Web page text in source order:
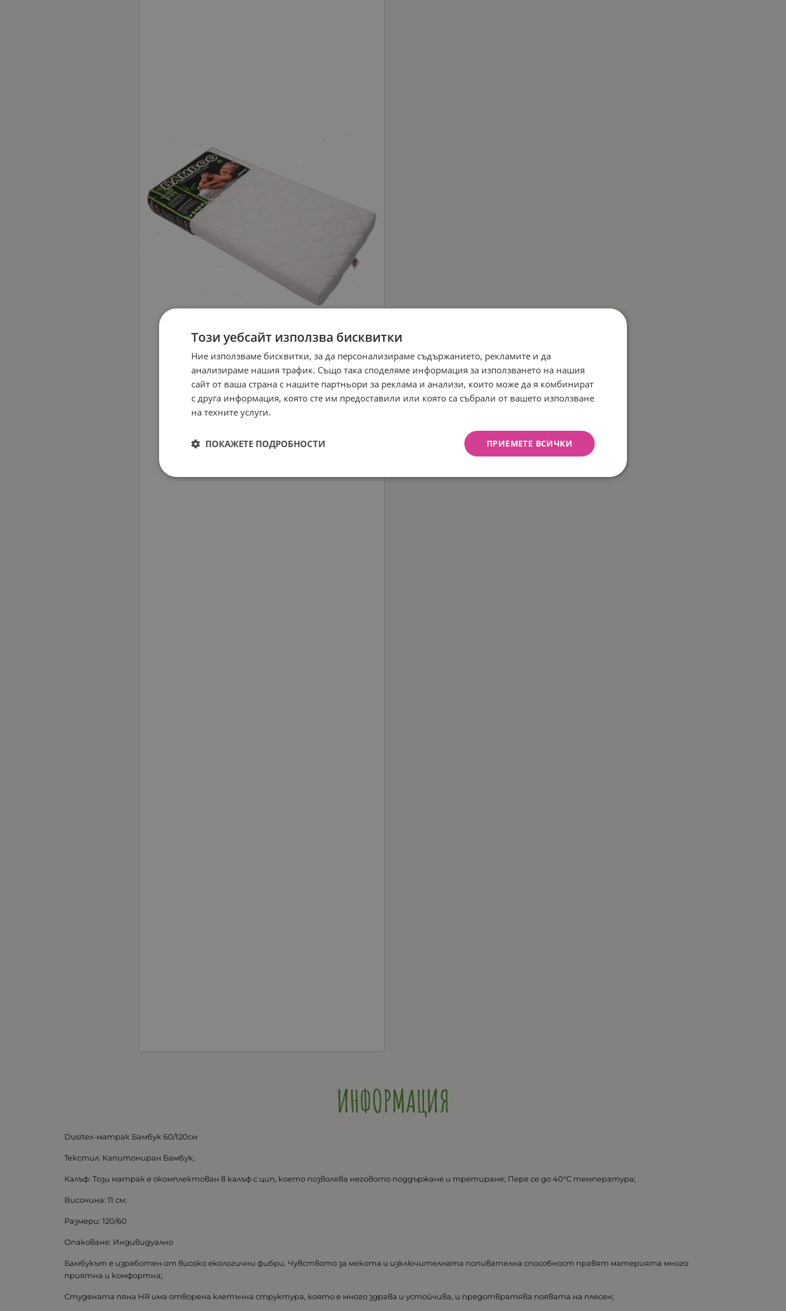
ИНФОРМАЦИЯ
Dusitex-матрак Бамбук 60/120см
Teкстил: Капитониран Бамбук;
Калъф: Този матрак е окомплектован в калъф с цип, което позволява неговото поддържане и третиране; Пере се до 40°C температура;
Височина: 11 см;
Размери: 120/60
Опаковане: Индивидуално
Бамбукът е изработен от високо екологични фибри. Чувството за мекота и изключителната попивателна способност правят материята много
приятна и комфортна;
Студената пяна HR има отворена клетъчна структура, която е много здрава и устойчива, и предотвратява появата на плесен;
Този уебсайт използва бисквитки
Ние използваме бисквитки, за да персонализираме съдържанието, рекламите и да
анализираме нашия трафик. Също така споделяме информация за използването на нашия
сайт от ваша страна с нашите партньори за реклама и анализи, които може да я комбинират
с друга информация, която сте им предоставили или която са събрали от вашето използване
на техните услуги.
ПРИЕМЕТЕ ВСИЧКИ
ПОКАЖЕТЕ ПОДРОБНОСТИ